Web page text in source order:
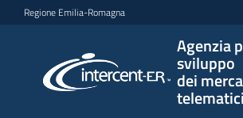
Vai al contenuto
Vai alla navigazione
Vai al footer
Regione Emilia-Romagna
Agenzia
sviluppo
dei
telematici
per lo
sviluppo